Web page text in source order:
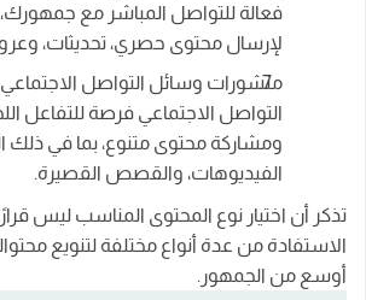
فعالة للتواصل المباشر مع
لإرسال محتوى حصري، تحديثات،
منشورات وسائل التواصل
التواصل الاجتماعي فرصة للتفاعل
ومشاركة محتوى متنوع، بما في ذلك
الفيديوهات، والقصص القصيرة.
تذكر أن اختيار نوع المحتوى المناسب ليس
الاستفادة من عدة أنواع مختلفة لتنويع
أوسع من الجمهور.